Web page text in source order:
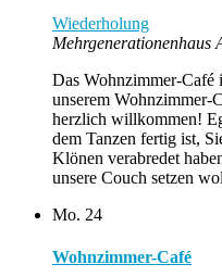
Wiederholung
Mehrgenerationenhaus
Das Wohnzimmer-Café
unserem
herzlich willkommen!
dem Tanzen fertig ist,
Klönen verabredet
unsere Couch setzen
Mo. 24
Wohnzimmer-Café